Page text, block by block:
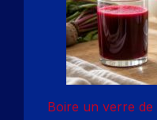
Boire un verre de